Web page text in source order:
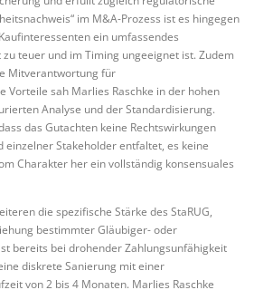
im M&A-Prozess ist es hingegen
ein umfassendes
teuer und im Timing ungeeignet ist. Zudem
Mitverantwortung für
Vorteile sah Marlies Raschke in der hohen
Analyse und der Standardisierung.
das Gutachten keine Rechtswirkungen
einzelner Stakeholder entfaltet, es keine
Charakter her ein vollständig konsensuales
die spezifische Stärke des StaRUG,
bestimmter Gläubiger- oder
bereits bei drohender Zahlungsunfähigkeit
diskrete Sanierung mit einer
von 2 bis 4 Monaten. Marlies Raschke